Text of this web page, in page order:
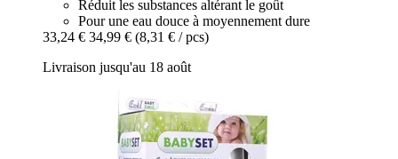
Réduit les substances altérant le goût
Pour une eau douce à moyennement dure
33,24 € 34,99 € (8,31 € / pcs)
Livraison jusqu'au 18 août